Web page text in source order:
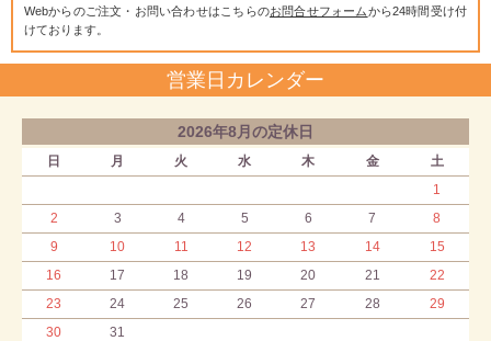
Webからのご注文・お問い合わせはこちらのお問合せフォームから24時間受け付
けております。
営業日カレンダー
2026年8月の定休日
日 月 火 水 木 金
土
1
2
3 4 5 6 7
8
9
10 11 12 13 14
15
16
17 18 19 20 21
22
23
24 25 26 27 28
29
30
31